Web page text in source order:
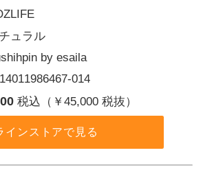
ラル
by esaila
014
税込（￥45,000 税抜）
インストアで見る